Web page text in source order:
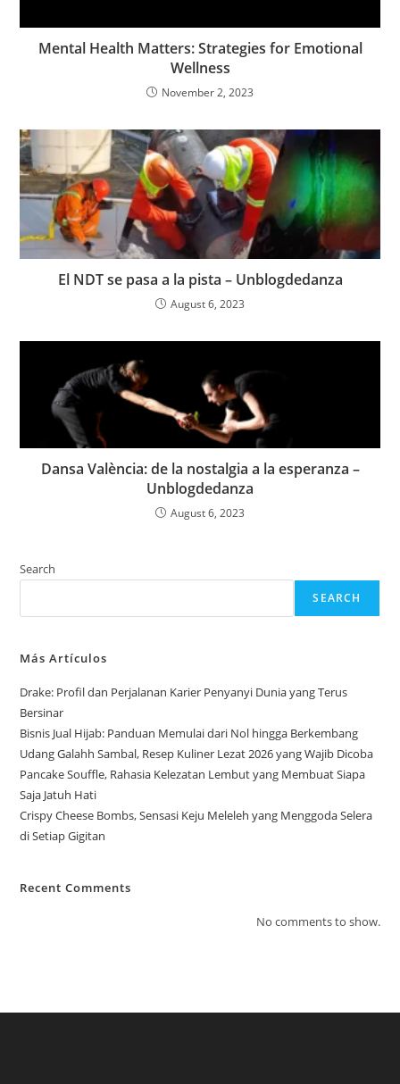
Mental Health Matters: Strategies for Emotional
Wellness
November 2, 2023
El NDT se pasa a la pista – Unblogdedanza
August 6, 2023
Dansa València: de la nostalgia a la esperanza –
Unblogdedanza
August 6, 2023
Search
SEARCH
Más Artículos
Drake: Profil dan Perjalanan Karier Penyanyi Dunia yang Terus
Bersinar
Bisnis Jual Hijab: Panduan Memulai dari Nol hingga Berkembang
Udang Galahh Sambal, Resep Kuliner Lezat 2026 yang Wajib Dicoba
Pancake Souffle, Rahasia Kelezatan Lembut yang Membuat Siapa
Saja Jatuh Hati
Crispy Cheese Bombs, Sensasi Keju Meleleh yang Menggoda Selera
di Setiap Gigitan
Recent Comments
No comments to show.